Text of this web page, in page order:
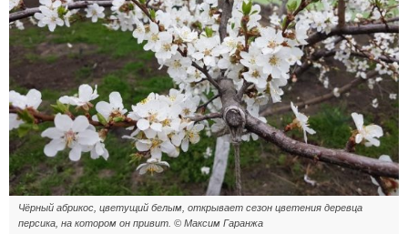
Чёрный абрикос, цветущий белым, открывает сезон цветения деревца
персика, на котором он привит. © Максим Гаранжа